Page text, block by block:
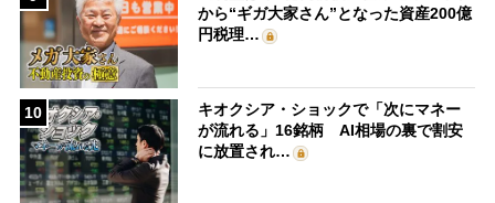
から“ギガ大家さん”となった資産200億
円税理…
10
キオクシア・ショックで「次にマネー
が流れる」16銘柄 AI相場の裏で割安
に放置され…